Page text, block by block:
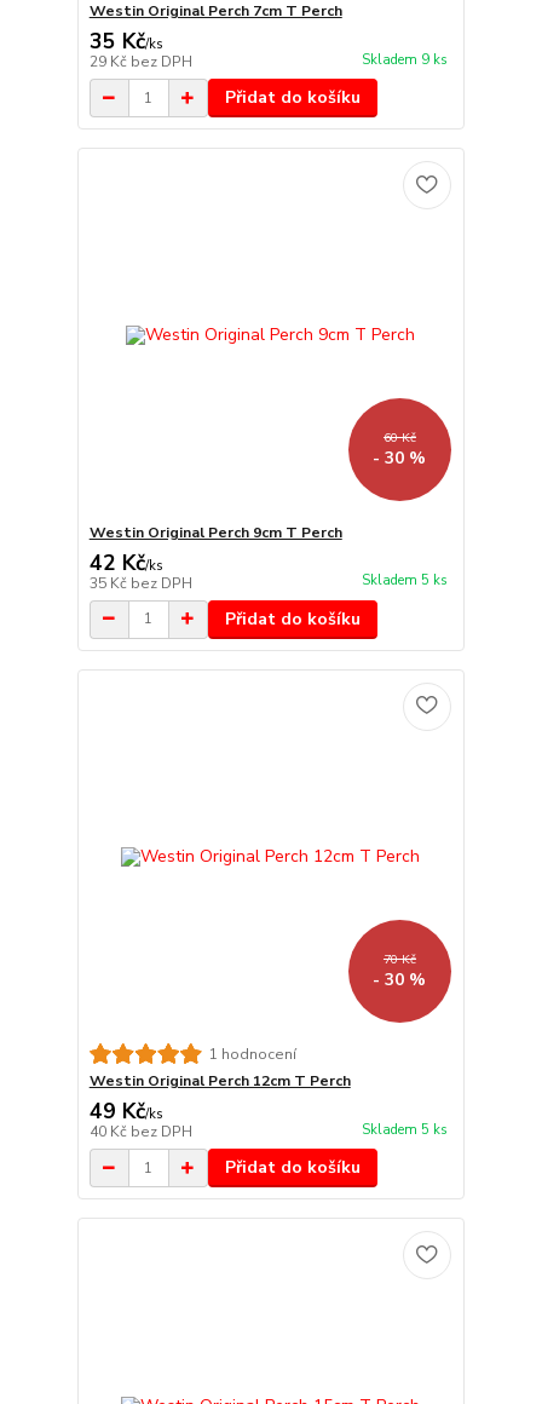
Westin Original Perch 7cm T Perch
35 Kč/ks
29 Kč bez DPH Skladem 9 ks
Přidat do košíku
60 Kč
- 30 %
Westin Original Perch 9cm T Perch
42 Kč/ks
35 Kč bez DPH Skladem 5 ks
Přidat do košíku
70 Kč
- 30 %
1 hodnocení
Westin Original Perch 12cm T Perch
49 Kč/ks
40 Kč bez DPH Skladem 5 ks
Přidat do košíku